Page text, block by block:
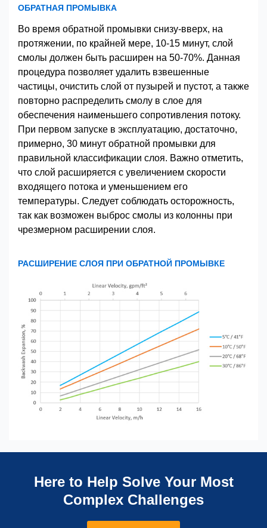
ОБРАТНАЯ ПРОМЫВКА
Во время обратной промывки снизу-вверх, на
протяжении, по крайней мере, 10-15 минут, слой
смолы должен быть расширен на 50-70%. Данная
процедура позволяет удалить взвешенные
частицы, очистить слой от пузырей и пустот, а также
повторно распределить смолу в слое для
обеспечения наименьшего сопротивления потоку.
При первом запуске в эксплуатацию, достаточно,
примерно, 30 минут обратной промывки для
правильной классификации слоя. Важно отметить,
что слой расширяется с увеличением скорости
входящего потока и уменьшением его
температуры. Следует соблюдать осторожность,
так как возможен выброс смолы из колонны при
чрезмерном расширении слоя.
РАСШИРЕНИЕ СЛОЯ ПРИ ОБРАТНОЙ ПРОМЫВКЕ
Here to Help Solve Your Most
Complex Challenges